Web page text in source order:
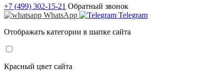
+7 (499) 302-15-21 Обратный звонок
WhatsApp
Telegram
Отображать категории в шапке сайта
Красный цвет сайта